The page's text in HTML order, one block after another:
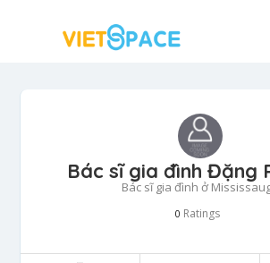
Bác sĩ gia đình Đặng
Bác sĩ gia đình ở
0 Ratings